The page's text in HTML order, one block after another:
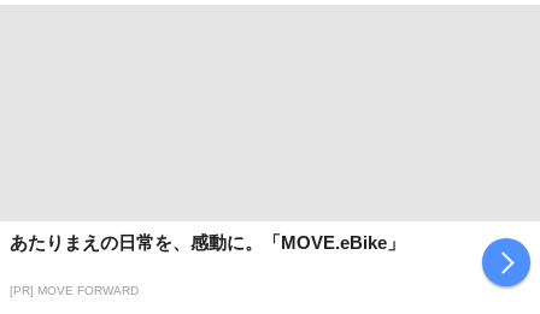
あたりまえの日常を、感動に。「MOVE.eBike」
[PR] MOVE FORWARD